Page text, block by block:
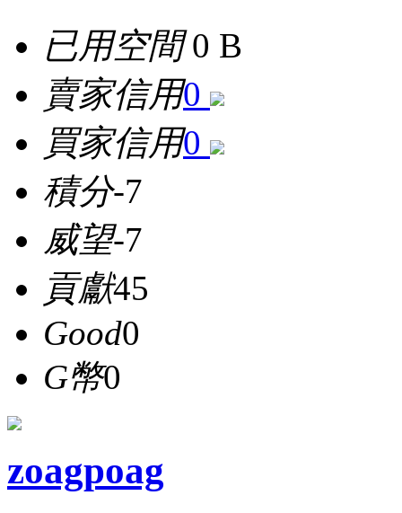
已用空間0 B
賣家信用0
買家信用0
積分-7
威望-7
貢獻45
Good0
G幣0
zoagpoag